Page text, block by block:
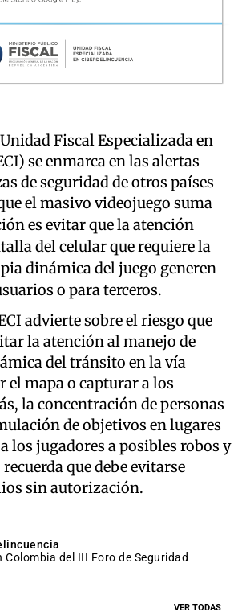
Fiscal Especializada en
se enmarca en las alertas
de seguridad de otros países
el masivo videojuego suma
es evitar que la atención
del celular que requiere la
dinámica del juego generen
o para terceros.
advierte sobre el riesgo que
la atención al manejo de
del tránsito en la vía
el mapa o capturar a los
la concentración de personas
de objetivos en lugares
los jugadores a posibles robos y
que debe evitarse
sin autorización.
Colombia del III Foro de Seguridad
VER TODAS